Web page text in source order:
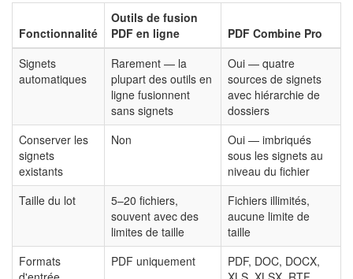
Fonctionnalité
Outils de fusion
PDF en ligne
PDF Combine Pro
Signets
automatiques
Rarement — la
plupart des outils en
ligne fusionnent
sans signets
Oui — quatre
sources de signets
avec hiérarchie de
dossiers
Conserver les
signets
existants
Non
Oui — imbriqués
sous les signets au
niveau du fichier
Taille du lot
5–20 fichiers,
souvent avec des
limites de taille
Fichiers illimités,
aucune limite de
taille
Formats
PDF uniquement
PDF, DOC, DOCX,